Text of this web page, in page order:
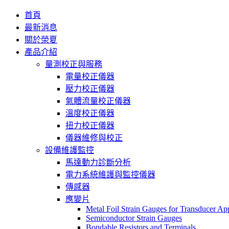
首頁
最新消息
關於榮夏
產品介紹
量測校正與服務
電量校正儀器
壓力校正儀器
氣體流量校正儀器
溫度校正儀器
扭力校正儀器
儀器維修與校正
設備維護監控
馬達動力診斷分析
電力系統維護與監控儀器
傳感器
應變片
Metal Foil Strain Gauges for Transducer
Semiconductor Strain Gauges
Bondable Resistors and Terminals